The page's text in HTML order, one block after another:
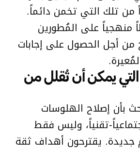
من تلك التي تخمن دائماً.
على المُطورين
من أجل الحصول على إجابات
التي يمكن أن تُقلل من
بأن إصلاح الهلوسات
تقنياً، وليس فقط
جديدة. يقترحون أهداف ثقة